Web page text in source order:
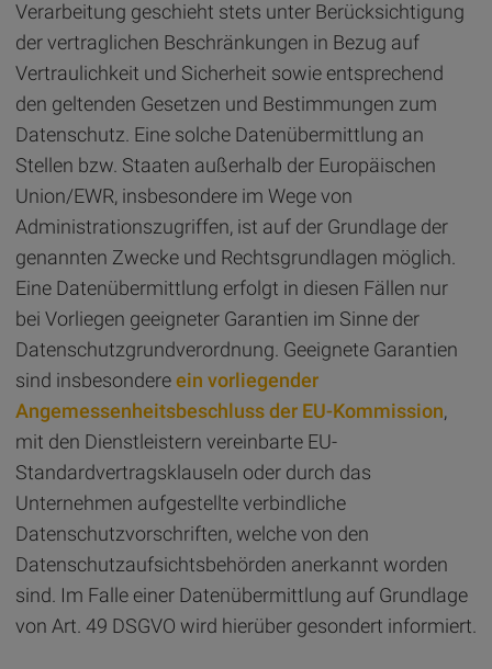
Verarbeitung geschieht stets unter Berücksichtigung
der vertraglichen Beschränkungen in Bezug auf
Vertraulichkeit und Sicherheit sowie entsprechend
den geltenden Gesetzen und Bestimmungen zum
Datenschutz. Eine solche Datenübermittlung an
Stellen bzw. Staaten außerhalb der Europäischen
Union/EWR, insbesondere im Wege von
Administrationszugriffen, ist auf der Grundlage der
genannten Zwecke und Rechtsgrundlagen möglich.
Eine Datenübermittlung erfolgt in diesen Fällen nur
bei Vorliegen geeigneter Garantien im Sinne der
Datenschutzgrundverordnung. Geeignete Garantien
sind insbesondereein vorliegender
Angemessenheitsbeschluss der EU-Kommission,
mit den Dienstleistern vereinbarte EU-
Standardvertragsklauseln oder durch das
Unternehmen aufgestellte verbindliche
Datenschutzvorschriften, welche von den
Datenschutzaufsichtsbehörden anerkannt worden
sind. Im Falle einer Datenübermittlung auf Grundlage
von Art. 49 DSGVO wird hierüber gesondert informiert.